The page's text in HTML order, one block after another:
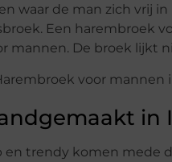
waar de man zich vrij
Een harembroek
mannen. De broek lijkt
in
en trendy komen mede